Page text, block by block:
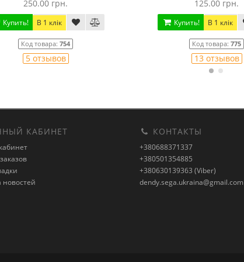
125.00 грн.
Купить! В 1 клік
Код товара: 775
13 отзывов
175.00 грн.
Купить! В 1 клік
Код товара: 756
6 отзывов
КАБИНЕТ
новостей
КОНТАКТЫ
+380688371337
+380501354885
+380630139363 (Viber)
dendy.sega.ukraina@gmail.com